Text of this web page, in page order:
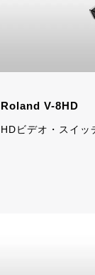
Roland V-8HD
HDビデオ・スイッ